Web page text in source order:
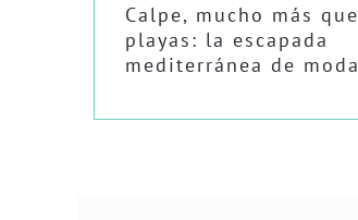
Calpe, mucho más que
playas: la escapada
mediterránea de moda